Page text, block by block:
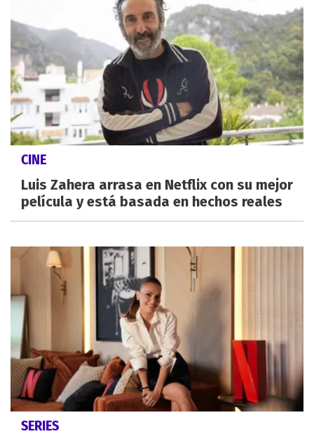
CINE
Luis Zahera arrasa en Netflix con su mejor
película y está basada en hechos reales
SERIES